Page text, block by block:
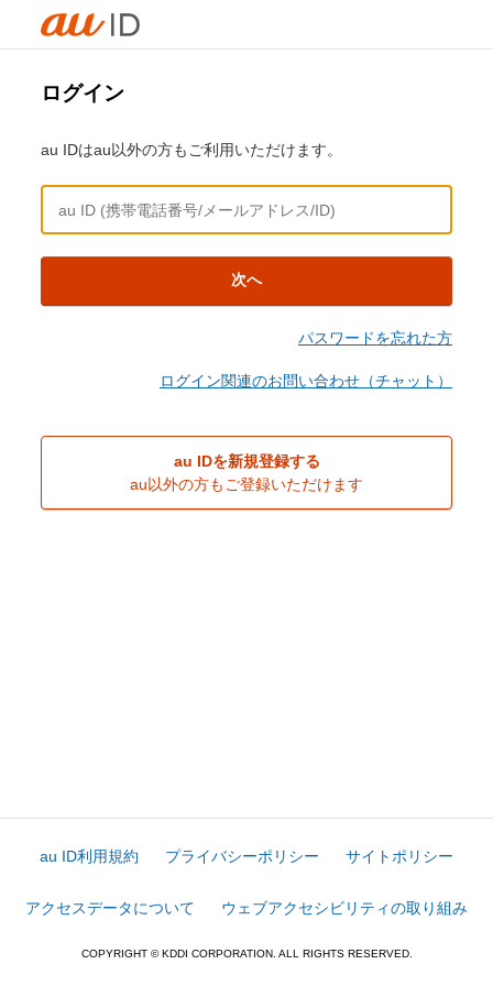
ログイン
au IDはau以外の方もご利用いただけます。
次へ
パスワードを忘れた方
ログイン関連のお問い合わせ（チャット）
au IDを新規登録する
au以外の方もご登録いただけます
au ID利用規約 プライバシーポリシー サイトポリシー
アクセスデータについて ウェブアクセシビリティの取り組み
COPYRIGHT © KDDI CORPORATION. ALL RIGHTS RESERVED.